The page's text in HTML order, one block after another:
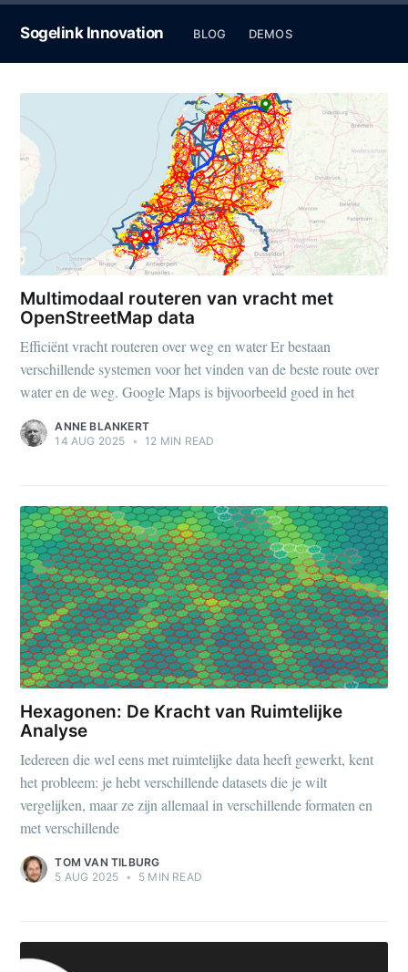
Multimodaal routeren van vracht met
OpenStreetMap data
Efficiënt vracht routeren over weg en water Er bestaan
verschillende systemen voor het vinden van de beste route over
water en de weg. Google Maps is bijvoorbeeld goed in het
ANNE BLANKERT
14 AUG 2025 • 12 MIN READ
Hexagonen: De Kracht van Ruimtelijke
Analyse
Iedereen die wel eens met ruimtelijke data heeft gewerkt, kent
het probleem: je hebt verschillende datasets die je wilt
vergelijken, maar ze zijn allemaal in verschillende formaten en
met verschillende
TOM VAN TILBURG
5 AUG 2025 • 5 MIN READ
Sogelink Innovation BLOG DEMOS